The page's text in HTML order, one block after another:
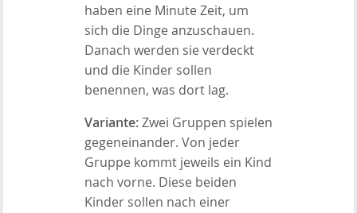
haben eine Minute Zeit, um
sich die Dinge anzuschauen.
Danach werden sie verdeckt
und die Kinder sollen
benennen, was dort lag.
Variante:Zwei Gruppen spielen
gegeneinander. Von jeder
Gruppe kommt jeweils ein Kind
nach vorne. Diese beiden
Kinder sollen nach einer